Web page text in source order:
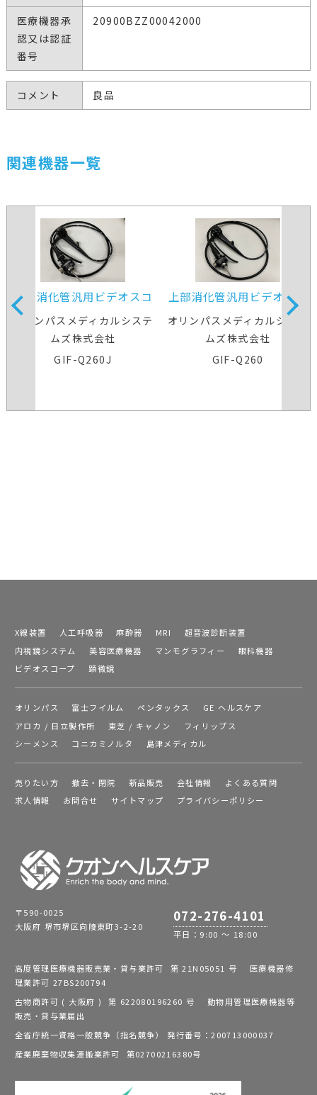
医療機器承
認又は認証
番号
20900BZZ00042000
コメント 良品
関連機器一覧
上部消化管汎用ビデオスコ
ープ
オリンパスメディカルシステ
ムズ株式会社
GIF-Q260J
上部消化管汎用ビデオスコ
ープ
オリンパスメディカルシステ
ムズ株式会社
GIF-Q260
X線装置 人工呼吸器 麻酔器 MRI
超音波診断装置
内視鏡システム
美容医療機器 マンモグラフィー
眼科機器
ビデオスコープ
顕微鏡
オリンパス 富士フイルム ペンタックス
GE ヘルスケア
アロカ / 日立製作所
東芝 / キャノン
フィリップス
シーメンス
コニカミノルタ 島津メディカル
売りたい方 撤去・閉院 新品販売 会社情報
よくある質問
求人情報
お問合せ サイトマップ プライバシーポリシー
〒590-0025
大阪府 堺市堺区向陵東町3-2-20
072-276-4101
平日：9:00 ～ 18:00
高度管理医療機器販売業・貸与業許可 第 21N05051 号 医療機器修
理業許可 27BS200794
古物商許可 ( 大阪府 ) 第 622080196260 号 動物用管理医療機器等
販売・貸与業届出
全省庁統一資格一般競争（指名競争） 発行番号：200713000037
産業廃棄物収集運搬業許可 第02700216380号